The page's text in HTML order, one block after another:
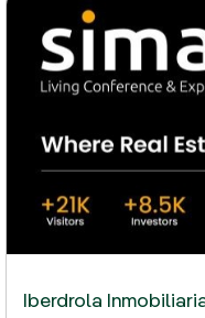
Iberdrola